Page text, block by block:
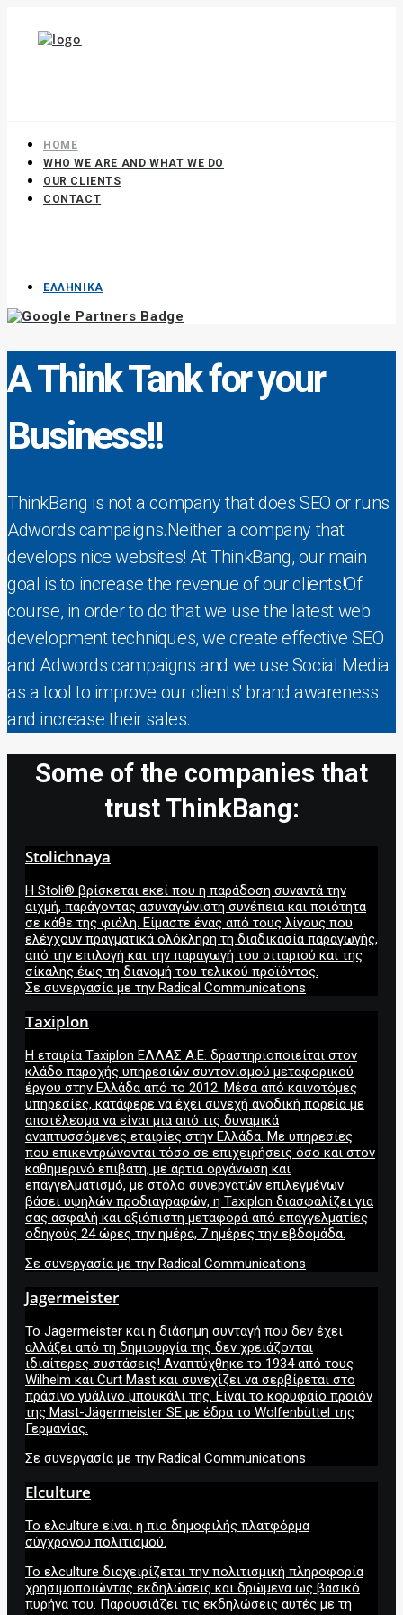
HOME
WHO WE ARE AND WHAT WE DO
OUR CLIENTS
CONTACT
ΕΛΛΗΝΙΚΑ
A Think Tank for your
Business!!
ThinkBang is not a company that does SEO or runs
Adwords campaigns.Neither a company that
develops nice websites! At ThinkBang, our main
goal is to increase the revenue of our clients!Of
course, in order to do that we use the latest web
development techniques, we create effective SEO
and Adwords campaigns and we use Social Media
as a tool to improve our clients' brand awareness
and increase their sales.
Some of the companies that
trust ThinkBang:
Stolichnaya
Η Stoli® βρίσκεται εκεί που η παράδοση συναντά την
αιχμή, παράγοντας ασυναγώνιστη συνέπεια και ποιότητα
σε κάθε της φιάλη. Είμαστε ένας από τους λίγους που
ελέγχουν πραγματικά ολόκληρη τη διαδικασία παραγωγής,
από την επιλογή και την παραγωγή του σιταριού και της
σίκαλης έως τη διανομή του τελικού προϊόντος.
Σε συνεργασία με την Radical Communications
Taxiplon
Η εταιρία Taxiplon ΕΛΛΑΣ Α.Ε. δραστηριοποιείται στον
κλάδο παροχής υπηρεσιών συντονισμού μεταφορικού
έργου στην Ελλάδα από το 2012. Μέσα από καινοτόμες
υπηρεσίες, κατάφερε να έχει συνεχή ανοδική πορεία με
αποτέλεσμα να είναι μια από τις δυναμικά
αναπτυσσόμενες εταιρίες στην Ελλάδα. Με υπηρεσίες
που επικεντρώνονται τόσο σε επιχειρήσεις όσο και στον
καθημερινό επιβάτη, με άρτια οργάνωση και
επαγγελματισμό, με στόλο συνεργατών επιλεγμένων
βάσει υψηλών προδιαγραφών, η Taxiplon διασφαλίζει για
σας ασφαλή και αξιόπιστη μεταφορά από επαγγελματίες
οδηγούς 24 ώρες την ημέρα, 7 ημέρες την εβδομάδα.
Σε συνεργασία με την Radical Communications
Jagermeister
Το Jagermeister και η διάσημη συνταγή που δεν έχει
αλλάξει από τη δημιουργία της δεν χρειάζονται
ιδιαίτερες συστάσεις! Αναπτύχθηκε το 1934 από τους
Wilhelm και Curt Mast και συνεχίζει να σερβίρεται στο
πράσινο γυάλινο μπουκάλι της. Είναι το κορυφαίο προϊόν
της Mast-Jägermeister SE με έδρα το Wolfenbüttel της
Γερμανίας.
Σε συνεργασία με την Radical Communications
Elculture
Το ελculture είναι η πιο δημοφιλής πλατφόρμα
σύγχρονου πολιτισμού.
Το ελculture διαχειρίζεται την πολιτισμική πληροφορία
χρησιμοποιώντας εκδηλώσεις και δρώμενα ως βασικό
πυρήνα του. Παρουσιάζει τις εκδηλώσεις αυτές με τη